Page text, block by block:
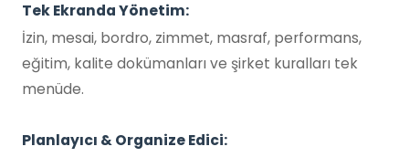
Tek Ekranda Yönetim:
İzin, mesai, bordro, zimmet, masraf, performans,
eğitim, kalite dokümanları ve şirket kuralları tek
menüde.
Planlayıcı & Organize Edici: